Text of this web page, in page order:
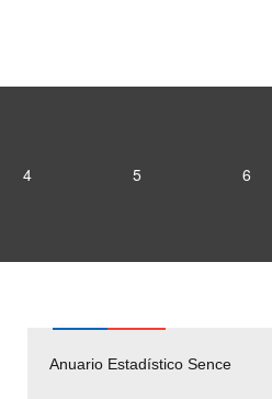
4 5 6
Anuario Estadístico Sence
Solicitud Audiencias y